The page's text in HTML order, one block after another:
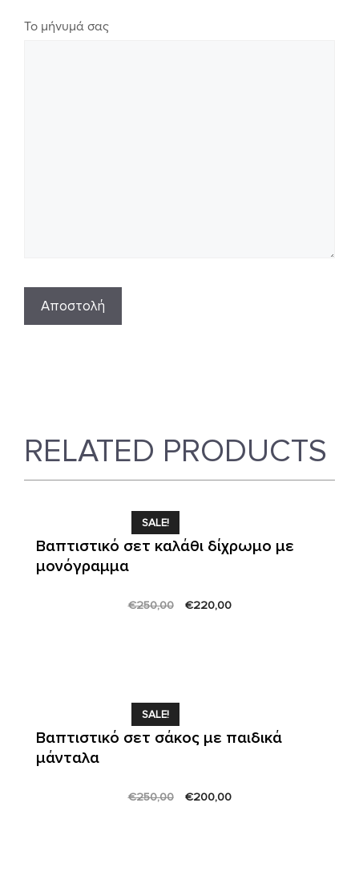
Το μήνυμά σας
RELATED PRODUCTS
SALE!
Βαπτιστικό σετ καλάθι δίχρωμο με
μονόγραμμα
€250,00
Original
€220,00Current
SALE!
Βαπτιστικό σετ σάκος με παιδικά
μάνταλα
€250,00
Original
€200,00Current